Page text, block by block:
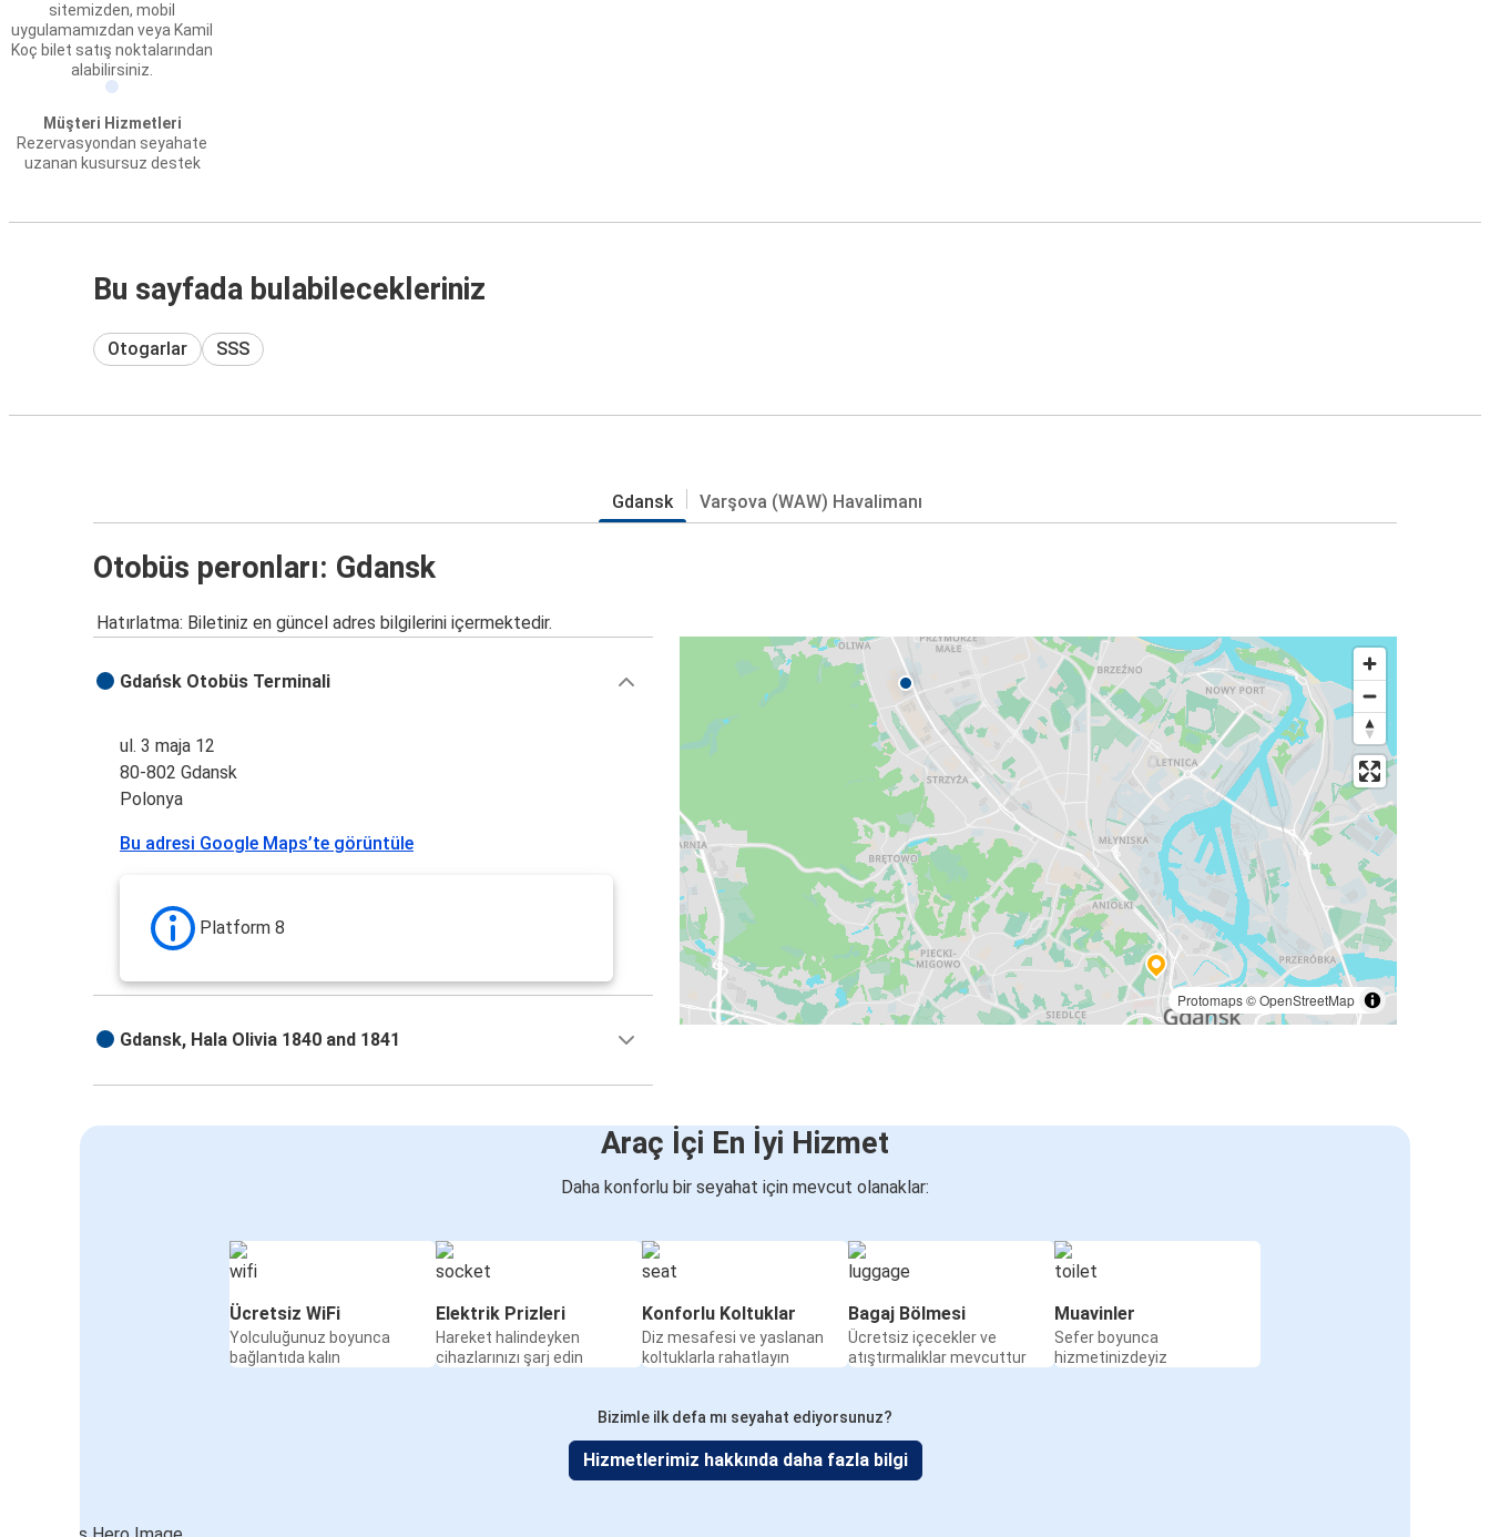
sitemizden, mobil
uygulamamızdan veya Kamil
Koç bilet satış noktalarından
alabilirsiniz.
Müşteri Hizmetleri
Rezervasyondan seyahate
uzanan kusursuz destek
Bu sayfada bulabilecekleriniz
Otogarlar SSS
Gdansk Varşova (WAW) Havalimanı
Otobüs peronları: Gdansk
Hatırlatma: Biletiniz en güncel adres bilgilerini içermektedir.
Protomaps©OpenStreetMap
Gdańsk Otobüs Terminali
ul. 3 maja 12
80-802 Gdansk
Polonya
Bu adresi Google Maps’te görüntüle
Platform 8
Gdansk, Hala Olivia 1840 and 1841
Araç İçi En İyi Hizmet
Daha konforlu bir seyahat için mevcut olanaklar:
Ücretsiz WiFi
Yolculuğunuz boyunca
bağlantıda kalın
Elektrik Prizleri
Hareket halindeyken
cihazlarınızı şarj edin
Konforlu Koltuklar
Diz mesafesi ve yaslanan
koltuklarla rahatlayın
Bagaj Bölmesi
Ücretsiz içecekler ve
atıştırmalıklar mevcuttur
Muavinler
Sefer boyunca
hizmetinizdeyiz
Bizimle ilk defa mı seyahat ediyorsunuz?
Hizmetlerimiz hakkında daha fazla bilgi